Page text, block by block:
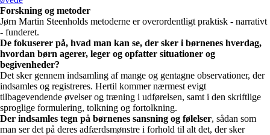
Forskning og metoder
Jørn Martin Steenholds metoderne er overordentligt praktisk - narrativt
- funderet.
De fokuserer på, hvad man kan se, der sker i børnenes hverdag,
hvordan børn agerer, leger og opfatter situationer og
begivenheder?
Det sker gennem indsamling af mange og gentagne observationer, der
indsamles og registreres. Hertil kommer nærmest evigt
tilbagevendende øvelser og træning i udførelsen, samt i den skriftlige
sproglige formulering, tolkning og fortolkning.
Der indsamles tegn på børnenes sansning og følelser, sådan som
man ser det på deres adfærdsmønstre i forhold til alt det, der sker